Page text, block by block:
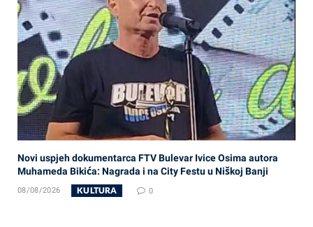
Novi uspjeh dokumentarca FTV Bulevar Ivice Osima autora
Muhameda Bikića: Nagrada i na City Festu u Niškoj Banji
08/08/2026 KULTURA 0